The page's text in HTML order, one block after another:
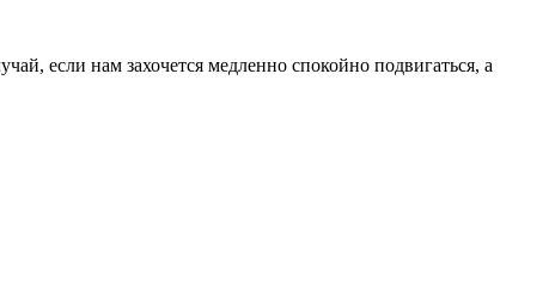
если нам захочется медленно спокойно подвигаться, а